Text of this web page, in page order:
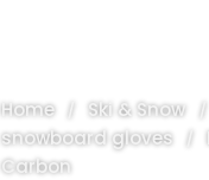
Home Ski & Snow
snowboard gloves
Carbon